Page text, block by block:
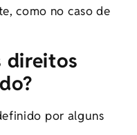
como no caso de
direitos
por alguns